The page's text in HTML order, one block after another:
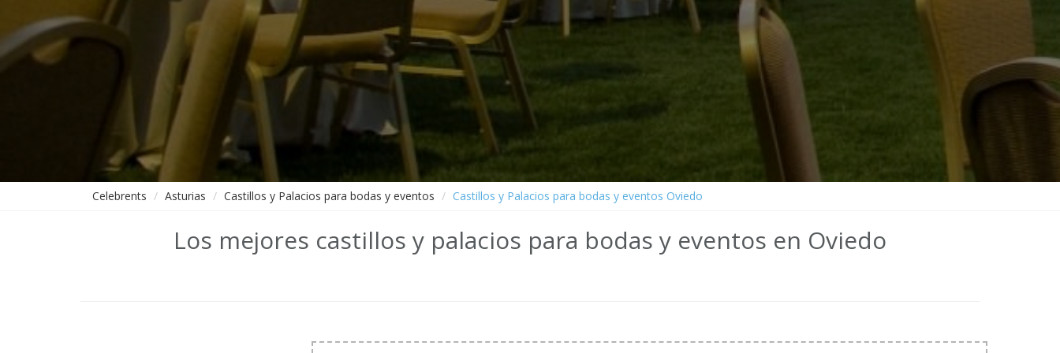
Celebrents Asturias Castillos y Palacios para bodas y eventos Castillos y Palacios para bodas y eventos Oviedo
Los mejores castillos y palacios para bodas y eventos en Oviedo